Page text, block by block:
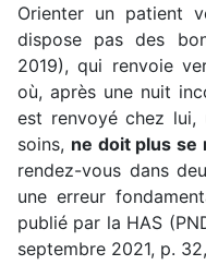
Orienter un patient
dispose pas des
2019), qui renvoie
où, après une nuit
est renvoyé chez lui,
soins, ne doit plus se
rendez-vous dans
une erreur
publié par la HAS
septembre 2021, p.